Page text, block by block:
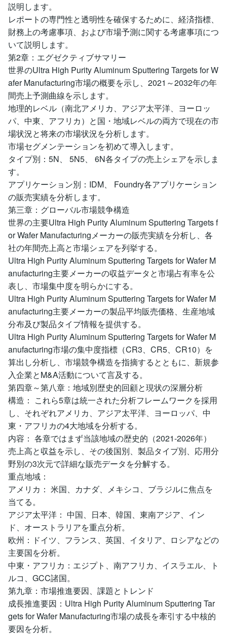
説明します。
レポートの専門性と透明性を確保するために、経済指標、
財務上の考慮事項、および市場予測に関する考慮事項につ
いて説明します。
第2章：エグゼクティブサマリー
世界のUltra High Purity Aluminum Sputtering Targets for W
afer Manufacturing市場の概要を示し、2021～2032年の年
間売上予測曲線を示します。
地理的レベル（南北アメリカ、アジア太平洋、ヨーロッ
パ、中東、アフリカ）と国・地域レベルの両方で現在の市
場状況と将来の市場状況を分析します。
市場セグメンテーションを初めて導入します。
タイプ別：5N、 5N5、 6N各タイプの売上シェアを示しま
す。
アプリケーション別：IDM、 Foundry各アプリケーション
の販売実績を分析します。
第三章：グローバル市場競争構造
世界の主要Ultra High Purity Aluminum Sputtering Targets f
or Wafer Manufacturingメーカーの販売実績を分析し、各
社の年間売上高と市場シェアを列挙する。
Ultra High Purity Aluminum Sputtering Targets for Wafer M
anufacturing主要メーカーの収益データと市場占有率を公
表し、市場集中度を明らかにする。
Ultra High Purity Aluminum Sputtering Targets for Wafer M
anufacturing主要メーカーの製品平均販売価格、生産地域
分布及び製品タイプ情報を提供する。
Ultra High Purity Aluminum Sputtering Targets for Wafer M
anufacturing市場の集中度指標（CR3、CR5、CR10）を
算出し分析し、市場競争構造を指摘するとともに、新規参
入企業とM&A活動について言及する。
第四章～第八章：地域別歴史的回顧と現状の深層分析
構造： これら5章は統一された分析フレームワークを採用
し、それぞれアメリカ、アジア太平洋、ヨーロッパ、中
東・アフリカの4大地域を分析する。
内容： 各章ではまず当該地域の歴史的（2021-2026年）
売上高と収益を示し、その後国別、製品タイプ別、応用分
野別の3次元で詳細な販売データを分解する。
重点地域：
アメリカ： 米国、カナダ、メキシコ、ブラジルに焦点を
当てる。
アジア太平洋： 中国、日本、韓国、東南アジア、イン
ド、オーストラリアを重点分析。
欧州：ドイツ、フランス、英国、イタリア、ロシアなどの
主要国を分析。
中東・アフリカ：エジプト、南アフリカ、イスラエル、ト
ルコ、GCC諸国。
第九章：市場推進要因、課題とトレンド
成長推進要因：Ultra High Purity Aluminum Sputtering Tar
gets for Wafer Manufacturing市場の成長を牽引する中核的
要因を分析。